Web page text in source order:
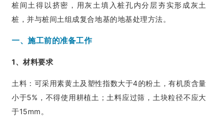
桩间土得以挤密，用灰土填入桩孔内分层夯实形成灰土
桩，并与桩间土组成复合地基的地基处理方法。
一、施工前的准备工作
1、材料要求
土料：可采用素黄土及塑性指数大于4的粉土，有机质含量
小于5%，不得使用耕植土；土料应过筛，土块粒径不应大
于15mm。